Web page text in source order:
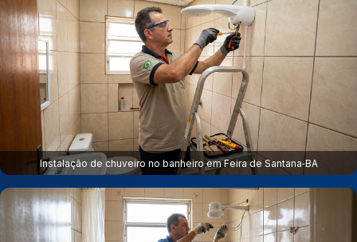
Instalação de chuveiro no banheiro em Feira de Santana‑BA